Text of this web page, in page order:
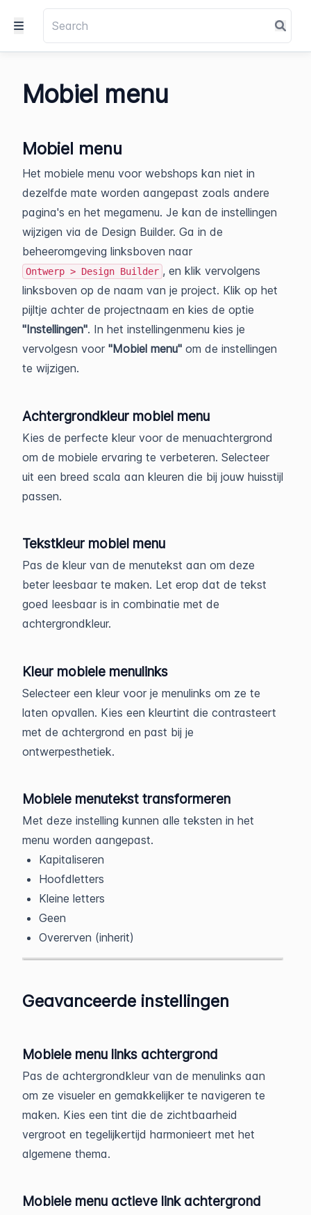
Mobiel menu
Mobiel menu
Het mobiele menu voor webshops kan niet in
dezelfde mate worden aangepast zoals andere
pagina's en het megamenu. Je kan de instellingen
wijzigen via de Design Builder. Ga in de
beheeromgeving linksboven naar
Ontwerp > Design Builder , en klik vervolgens
linksboven op de naam van je project. Klik op het
pijltje achter de projectnaam en kies de optie
"Instellingen". In het instellingenmenu kies je
vervolgesn voor "Mobiel menu" om de instellingen
te wijzigen.
Achtergrondkleur mobiel menu
Kies de perfecte kleur voor de menuachtergrond
om de mobiele ervaring te verbeteren. Selecteer
uit een breed scala aan kleuren die bij jouw huisstijl
passen.
Tekstkleur mobiel menu
Pas de kleur van de menutekst aan om deze
beter leesbaar te maken. Let erop dat de tekst
goed leesbaar is in combinatie met de
achtergrondkleur.
Kleur mobiele menulinks
Selecteer een kleur voor je menulinks om ze te
laten opvallen. Kies een kleurtint die contrasteert
met de achtergrond en past bij je
ontwerpesthetiek.
Mobiele menutekst transformeren
Met deze instelling kunnen alle teksten in het
menu worden aangepast.
Kapitaliseren
Hoofdletters
Kleine letters
Geen
Overerven (inherit)
Geavanceerde instellingen
Mobiele menu links achtergrond
Pas de achtergrondkleur van de menulinks aan
om ze visueler en gemakkelijker te navigeren te
maken. Kies een tint die de zichtbaarheid
vergroot en tegelijkertijd harmonieert met het
algemene thema.
Mobiele menu actieve link achtergrond